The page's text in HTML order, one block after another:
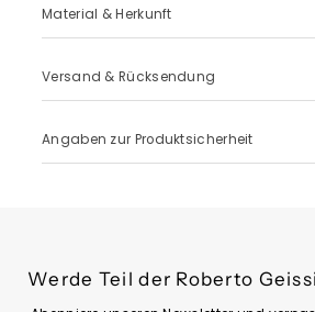
Material & Herkunft
Versand & Rücksendung
Angaben zur Produktsicherheit
Werde Teil der Roberto